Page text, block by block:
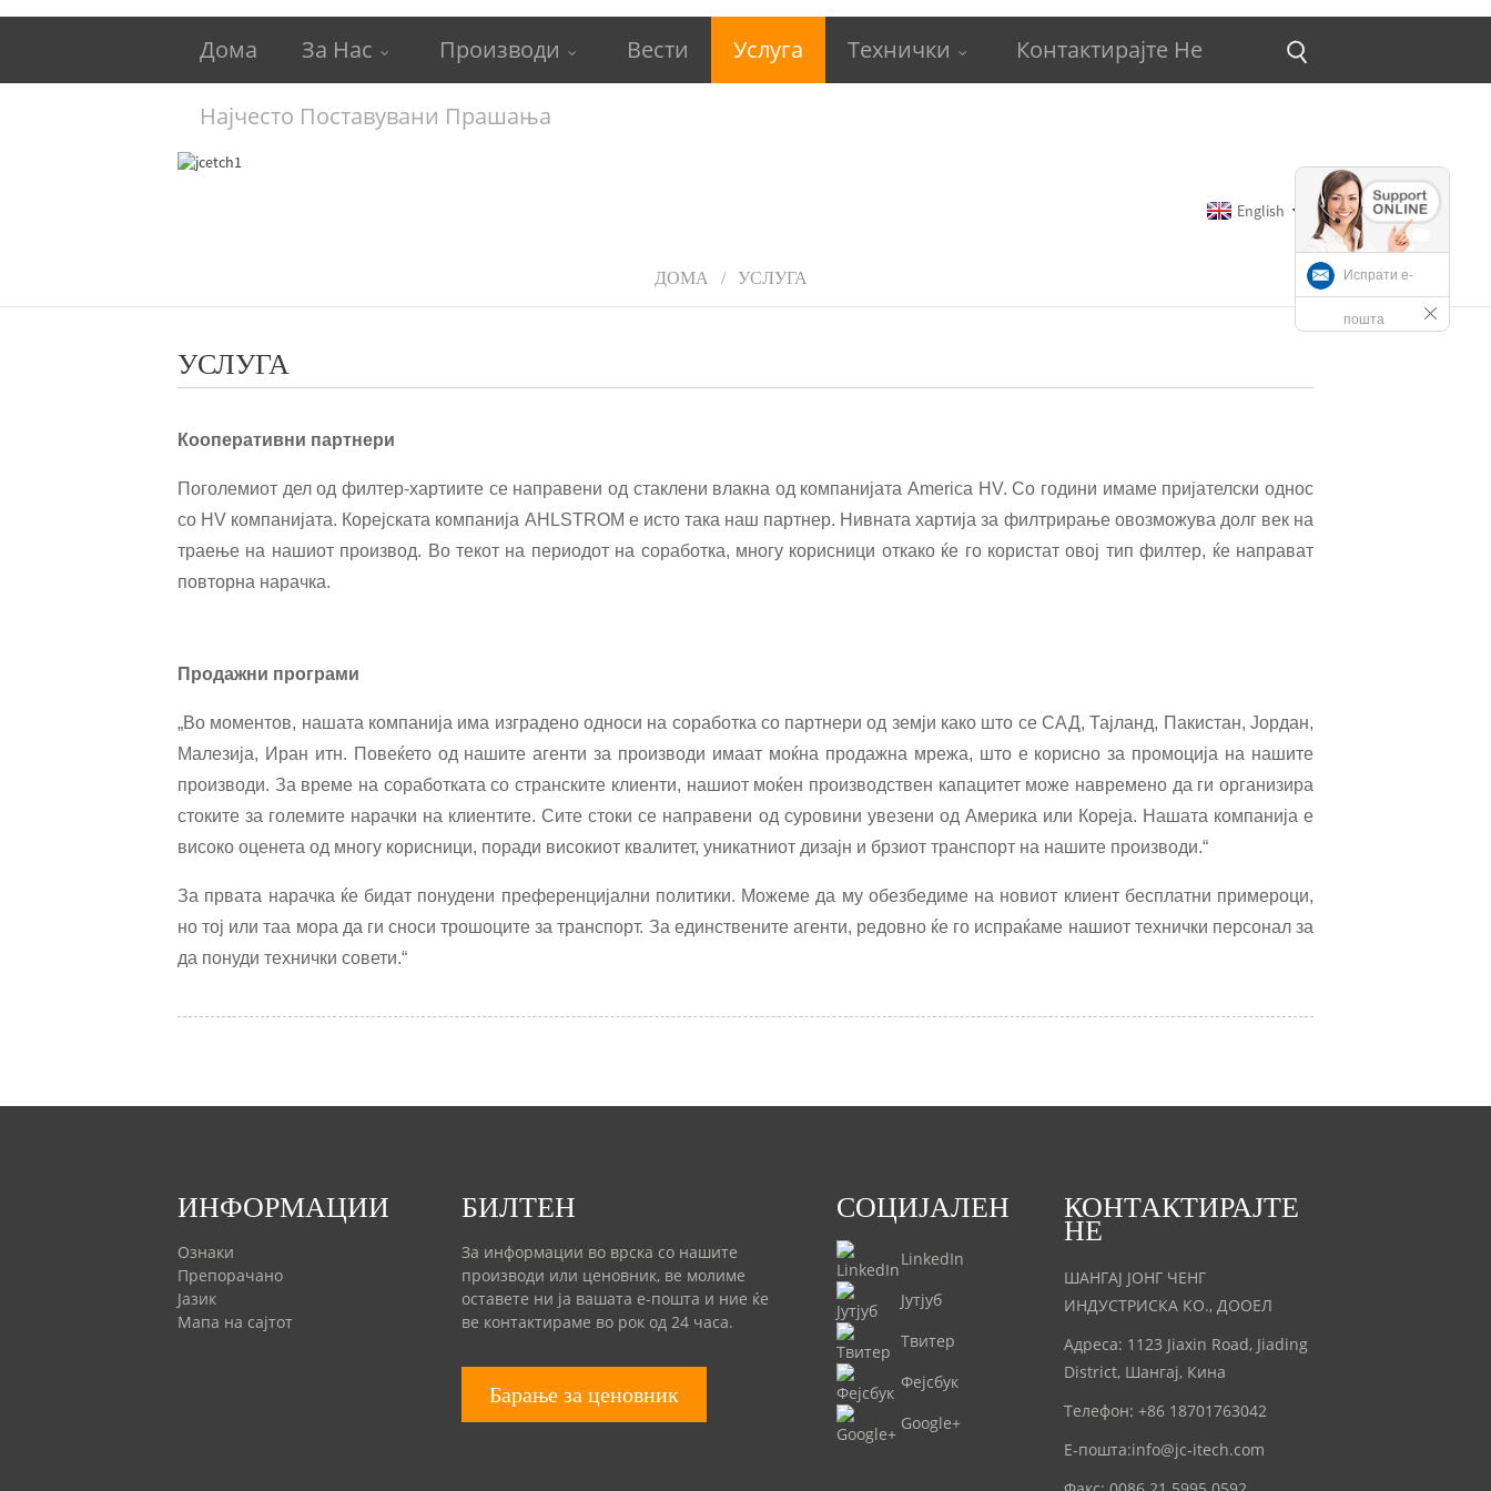
Дома За Нас Производи Вести Услуга Технички Контактирајте Не
Најчесто Поставувани Прашања
English
ДОМА УСЛУГА
УСЛУГА
Кооперативни партнери
Поголемиот дел од филтер-хартиите се направени од стаклени влакна од компанијата America HV. Со години имаме пријателски однос
со HV компанијата. Корејската компанија AHLSTROM е исто така наш партнер. Нивната хартија за филтрирање овозможува долг век на
траење на нашиот производ. Во текот на периодот на соработка, многу корисници откако ќе го користат овој тип филтер, ќе направат
повторна нарачка.
Продажни програми
„Во моментов, нашата компанија има изградено односи на соработка со партнери од земји како што се САД, Тајланд, Пакистан, Јордан,
Малезија, Иран итн. Повеќето од нашите агенти за производи имаат моќна продажна мрежа, што е корисно за промоција на нашите
производи. За време на соработката со странските клиенти, нашиот моќен производствен капацитет може навремено да ги организира
стоките за големите нарачки на клиентите. Сите стоки се направени од суровини увезени од Америка или Кореја. Нашата компанија е
високо оценета од многу корисници, поради високиот квалитет, уникатниот дизајн и брзиот транспорт на нашите производи.“
За првата нарачка ќе бидат понудени преференцијални политики. Можеме да му обезбедиме на новиот клиент бесплатни примероци,
но тој или таа мора да ги сноси трошоците за транспорт. За единствените агенти, редовно ќе го испраќаме нашиот технички персонал за
да понуди технички совети.“
ИНФОРМАЦИИ
Ознаки
Препорачано
Јазик
Мапа на сајтот
БИЛТЕН
За информации во врска со нашите
производи или ценовник, ве молиме
оставете ни ја вашата е-пошта и ние ќе
ве контактираме во рок од 24 часа.
Барање за ценовник
СОЦИЈАЛЕН
LinkedIn
Јутјуб
Твитер
Фејсбук
Google+
КОНТАКТИРАЈТЕ
НЕ
ШАНГАЈ ЈОНГ ЧЕНГ
ИНДУСТРИСКА КО., ДООЕЛ
Адреса: 1123 Jiaxin Road, Jiading
District, Шангај, Кина
Телефон: +86 18701763042
Е-пошта:info@jc-itech.com
Испрати е-
пошта